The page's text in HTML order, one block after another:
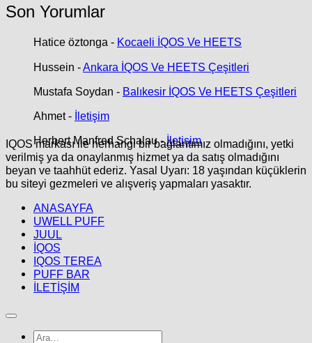
Son Yorumlar
Hatice öztonga - Kocaeli İQOS Ve HEETS
Hussein - Ankara İQOS Ve HEETS Çeşitleri
Mustafa Soydan - Balıkesir İQOS Ve HEETS Çeşitleri
Ahmet- İletişim
Herbert Manfred Schalau-İletişim
IQOS markası ile herhangi bir bağlantımız olmadığını, yetki
verilmiş ya da onaylanmış hizmet ya da satış olmadığını
beyan ve taahhüt ederiz. Yasal Uyarı: 18 yaşından küçüklerin
bu siteyi gezmeleri ve alışveriş yapmaları yasaktır.
ANASAYFA
UWELL PUFF
JUUL
İQOS
IQOS TEREA
PUFF BAR
İLETİŞİM
Ara: